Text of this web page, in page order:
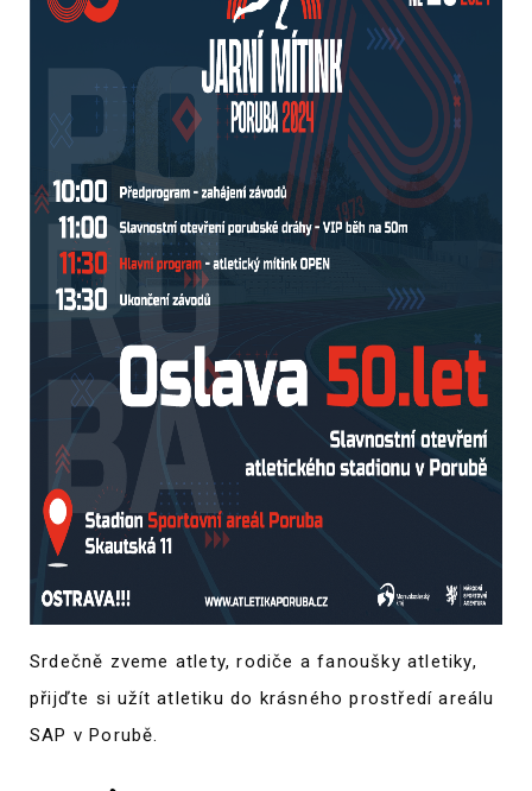
Srdečně zveme atlety, rodiče a fanoušky atletiky,
přijďte si užít atletiku do krásného prostředí areálu
SAP v Porubě.